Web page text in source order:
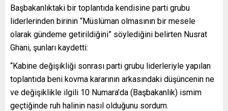
Başbakanlıktaki bir toplantıda kendisine parti grubu
liderlerinden birinin “Müslüman olmasının bir mesele
olarak gündeme getirildiğini” söylediğini belirten Nusrat
Ghani, şunları kaydetti:
“Kabine değişikliği sonrası parti grubu liderleriyle yapılan
toplantıda beni kovma kararının arkasındaki düşüncenin ne
ve değişiklikle ilgili 10 Numara’da (Başbakanlık) ismim
geçtiğinde ruh halinin nasıl olduğunu sordum.